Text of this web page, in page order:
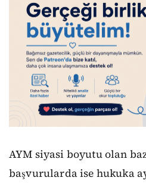
AYM siyasi boyutu olan
başvurularda ise hukuka